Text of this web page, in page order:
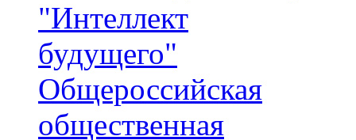
"Интеллект
будущего"
Общероссийская
общественная